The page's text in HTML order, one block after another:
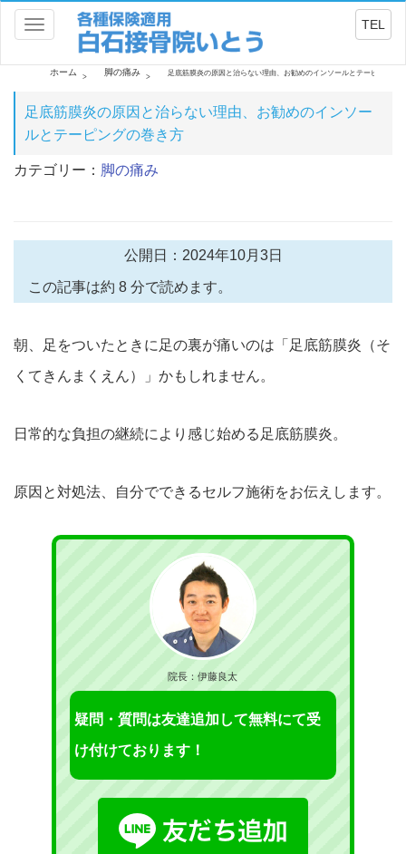
Toggle
navigation
TEL
ホーム 脚の痛み 足底筋膜炎の原因と治らない理由、お勧めのインソールとテーピングの
足底筋膜炎の原因と治らない理由、お勧めのインソー
ルとテーピングの巻き方
カテゴリー： 脚の痛み
公開日：2024年10月3日
この記事は約 8 分で読めます。
朝、足をついたときに足の裏が痛いのは「足底筋膜炎（そ
くてきんまくえん）」かもしれません。
日常的な負担の継続により感じ始める足底筋膜炎。
原因と対処法、自分でできるセルフ施術をお伝えします。
院長：伊藤良太
疑問・質問は友達追加して無料にて受
け付けております！